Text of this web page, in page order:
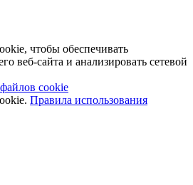
чтобы обеспечивать
веб-сайта и анализировать сетевой
cookie
Правила использования